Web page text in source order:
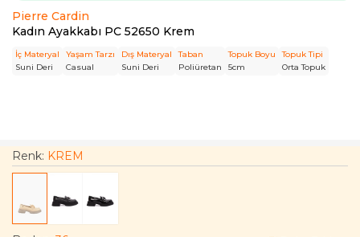
Pierre Cardin
Kadın Ayakkabı PC 52650 Krem
İç Materyal
Suni Deri
Yaşam Tarzı
Casual
Dış Materyal
Suni Deri
Taban
Poliüretan
Topuk Boyu
5cm
Topuk Tipi
Orta Topuk
Renk: KREM